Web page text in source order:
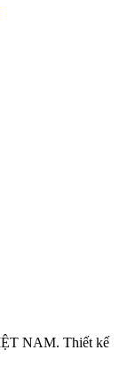
NAM. Thiết kế